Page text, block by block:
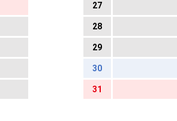
27
28
29
30
31